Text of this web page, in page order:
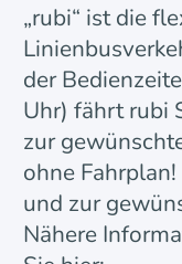
„rubi“ ist die
der
Uhr) fährt rubi
zur
ohne
und zur
Nähere